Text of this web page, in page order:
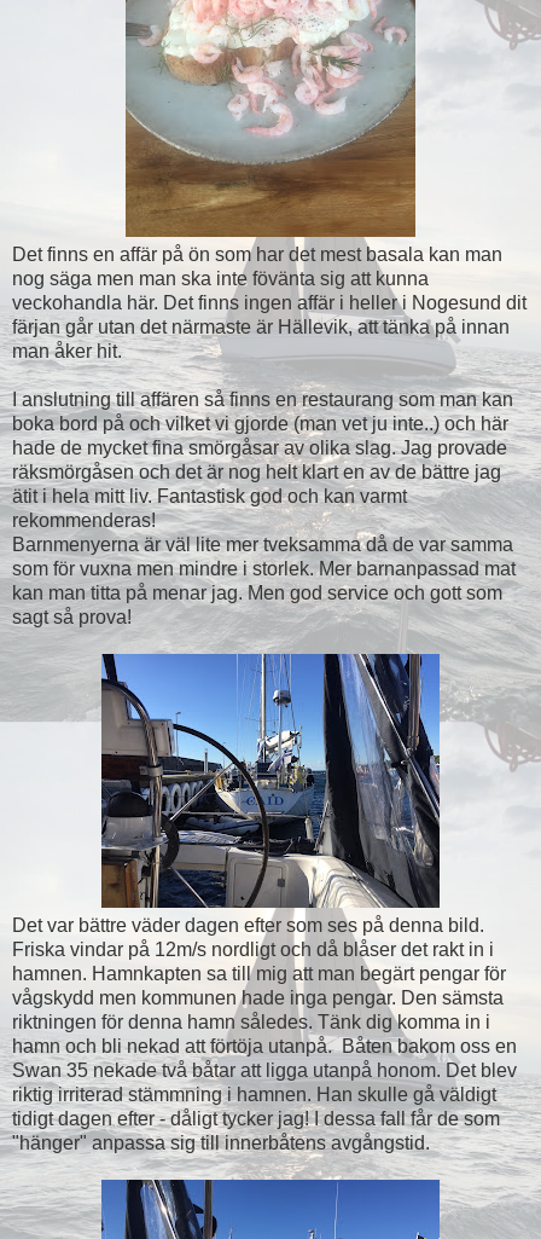
Det finns en affär på ön som har det mest basala kan man
nog säga men man ska inte fövänta sig att kunna
veckohandla här. Det finns ingen affär i heller i Nogesund dit
färjan går utan det närmaste är Hällevik, att tänka på innan
man åker hit.
I anslutning till affären så finns en restaurang som man kan
boka bord på och vilket vi gjorde (man vet ju inte..) och här
hade de mycket fina smörgåsar av olika slag. Jag provade
räksmörgåsen och det är nog helt klart en av de bättre jag
ätit i hela mitt liv. Fantastisk god och kan varmt
rekommenderas!
Barnmenyerna är väl lite mer tveksamma då de var samma
som för vuxna men mindre i storlek. Mer barnanpassad mat
kan man titta på menar jag. Men god service och gott som
sagt så prova!
Det var bättre väder dagen efter som ses på denna bild.
Friska vindar på 12m/s nordligt och då blåser det rakt in i
hamnen. Hamnkapten sa till mig att man begärt pengar för
vågskydd men kommunen hade inga pengar. Den sämsta
riktningen för denna hamn således. Tänk dig komma in i
hamn och bli nekad att förtöja utanpå. Båten bakom oss en
Swan 35 nekade två båtar att ligga utanpå honom. Det blev
riktig irriterad stämmning i hamnen. Han skulle gå väldigt
tidigt dagen efter - dåligt tycker jag! I dessa fall får de som
"hänger" anpassa sig till innerbåtens avgångstid.